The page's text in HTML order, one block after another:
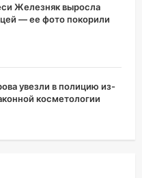
Железняк выросла
— ее фото покорили
увезли в полицию из-
косметологии